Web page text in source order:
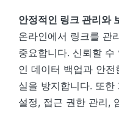
안정적인 링크 관리와
온라인에서 링크를 관
중요합니다. 신뢰할
인 데이터 백업과 안
실을 방지합니다. 또
설정, 접근 권한 관리,